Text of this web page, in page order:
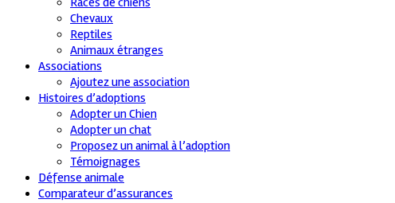
Chevaux
Reptiles
Animaux étranges
Associations
Ajoutez une association
Histoires d’adoptions
Adopter un Chien
Adopter un chat
Proposez un animal à l’adoption
Témoignages
Défense animale
Comparateur d’assurances